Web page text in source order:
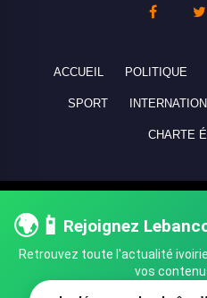
🌍📱 Rejoignez
Retrouvez toute l'actualité
vos
ACCUEIL POLITIQUE
SPORT
CHARTE
réservés - All